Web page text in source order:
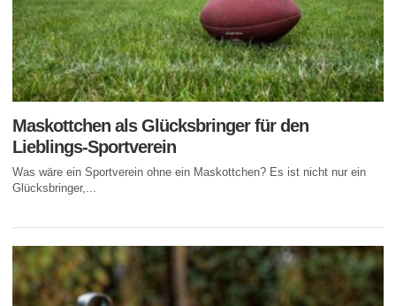
Maskottchen als Glücksbringer für den
Lieblings-Sportverein
Was wäre ein Sportverein ohne ein Maskottchen? Es ist nicht nur ein
Glücksbringer,...